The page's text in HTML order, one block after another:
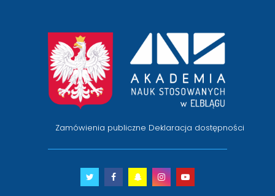
Zamówienia publiczne Deklaracja dostępności
Twitter
otwieraFacebook
otwieraSnapchat
otwieraInstagram
otwieraYoutube
otwiera